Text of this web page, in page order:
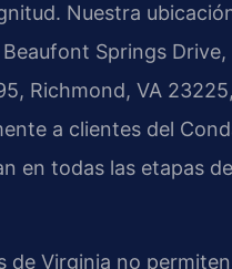
Nuestra
Springs Drive,
Richmond, VA
a clientes del
en todas las etapas
de Virginia no